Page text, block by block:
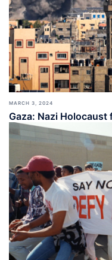
MARCH 3, 2024
Gaza: Nazi Holocaust